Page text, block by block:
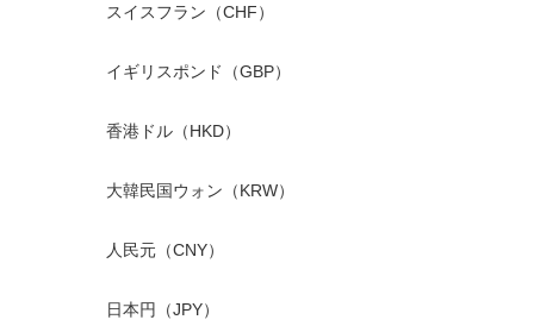
スイスフラン（CHF）
イギリスポンド（GBP）
香港ドル（HKD）
大韓民国ウォン（KRW）
人民元（CNY）
日本円（JPY）